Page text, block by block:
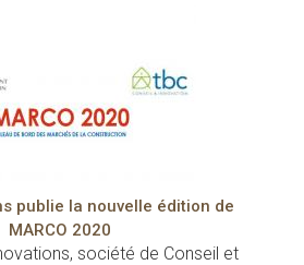
publie la nouvelle édition de
MARCO 2020
société de Conseil et